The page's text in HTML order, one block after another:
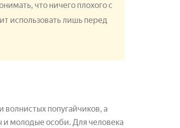
что ничего плохого с
использовать лишь перед
попугайчиков, а
молодые особи. Для человека